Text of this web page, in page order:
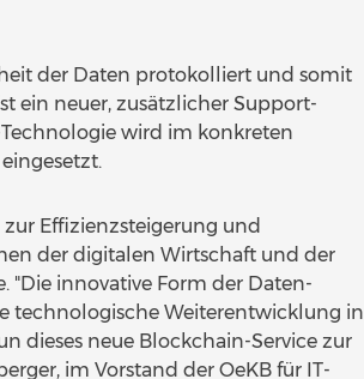
der Daten protokolliert und somit
ein neuer, zusätzlicher Support-
wird im konkreten
Effizienzsteigerung und
der digitalen Wirtschaft und der
"Die innovative Form der Daten-
technologische Weiterentwicklung in
dieses neue Blockchain-Service zur
im Vorstand der OeKB für IT-